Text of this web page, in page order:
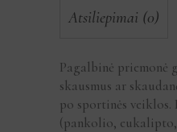
Atsiliepimai (0)
Pagalbinė priemonė
skausmus ar
po sportinės
(pankolio,